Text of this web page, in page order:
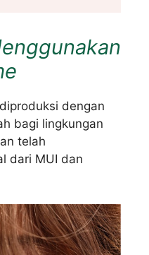
dengan
bagi lingkungan
telah
dari MUI dan